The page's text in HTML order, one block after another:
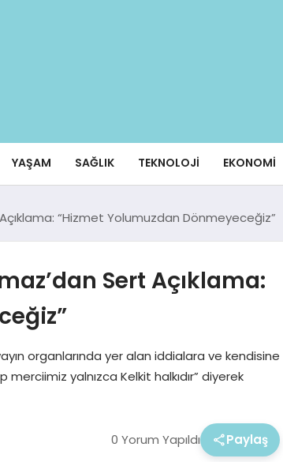
YAŞAM SAĞLIK TEKNOLOJI EKONOMI
“Hizmet Yolumuzdan Dönmeyeceğiz”
Sert Açıklama:
organlarında yer alan iddialara ve kendisine
yalnızca Kelkit halkıdır” diyerek
0 Yorum Yapıldı Paylaş